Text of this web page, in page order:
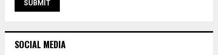
SOCIAL MEDIA